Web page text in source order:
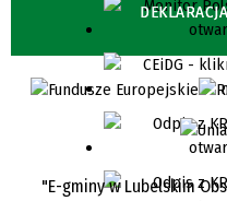
"E-gminy w Lubelskim